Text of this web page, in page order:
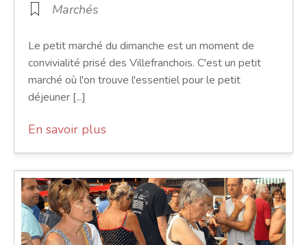
Marchés
Le petit marché du dimanche est un moment de
convivialité prisé des Villefranchois. C'est un petit
marché où l'on trouve l'essentiel pour le petit
déjeuner [...]
En savoir plus